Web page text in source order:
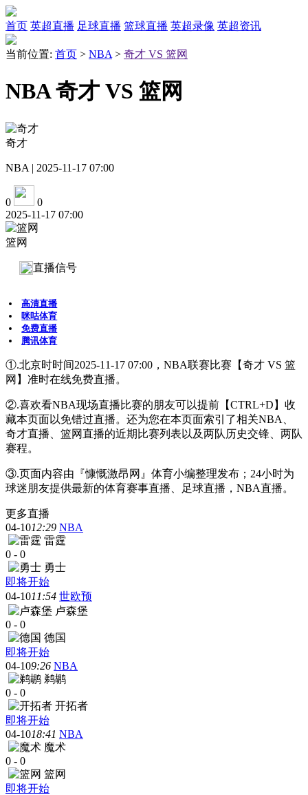
首页 英超直播 足球直播 篮球直播 英超录像 英超资讯
当前位置: 首页 > NBA > 奇才 VS 篮网
NBA 奇才 VS 篮网
奇才
NBA | 2025-11-17 07:00
0
0
2025-11-17 07:00
篮网
直播信号
高清直播
咪咕体育
免费直播
腾讯体育
①.北京时时间2025-11-17 07:00，NBA联赛比赛【奇才 VS 篮
网】准时在线免费直播。
②.喜欢看NBA现场直播比赛的朋友可以提前【CTRL+D】收
藏本页面以免错过直播。还为您在本页面索引了相关NBA、
奇才直播、篮网直播的近期比赛列表以及两队历史交锋、两队
赛程。
③.页面内容由『慷慨激昂网』体育小编整理发布；24小时为
球迷朋友提供最新的体育赛事直播、足球直播，NBA直播。
更多直播
04-1012:29 NBA
雷霆
0 - 0
勇士
即将开始
04-1011:54 世欧预
卢森堡
0 - 0
德国
即将开始
04-109:26 NBA
鹈鹕
0 - 0
开拓者
即将开始
04-1018:41 NBA
魔术
0 - 0
篮网
即将开始